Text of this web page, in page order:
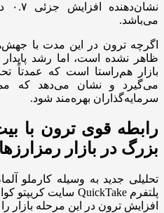
می‌باشد.
اگرچه ترون در این مدت با
ظاهر نشده است، اما رشد
می‌گیرد و نشان می‌دهد که
سرمایه‌گذاران بهره‌مند شود.
رابطه قوی ترون با
بزرگ در بازار رمزارزها
تحلیلی جدید به وسیله کارملو
افزایش ترون در این مرحله بازار